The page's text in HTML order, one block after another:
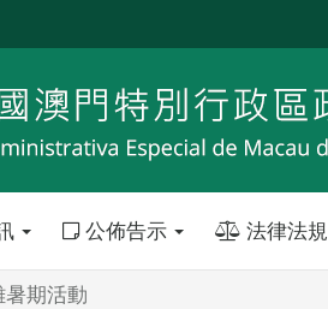
公佈告示 法律法規
期活動